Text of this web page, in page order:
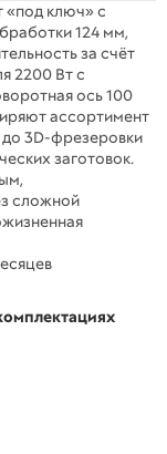
«под ключ» с
124 мм,
за счёт
2200 Вт с
ось 100
ассортимент
3D-фрезеровки
заготовок.
сложной